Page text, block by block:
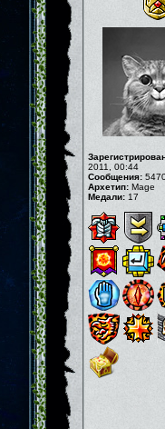
2011, 00:44
Сообщения:
Архетип: Mage
Медали: 17